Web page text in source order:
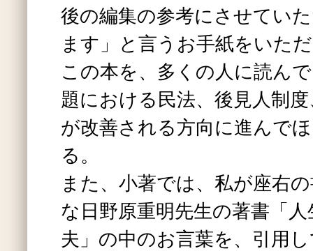
後の編集の参考にさせてい
ます」と言うお手紙をいた
この本を、多くの人に読ん
題における民法、後見人制
が改善される方向に進んで
る。
また、小著では、私が座右
な日野原重明先生の著書「
夫」の中のお言葉を、引用